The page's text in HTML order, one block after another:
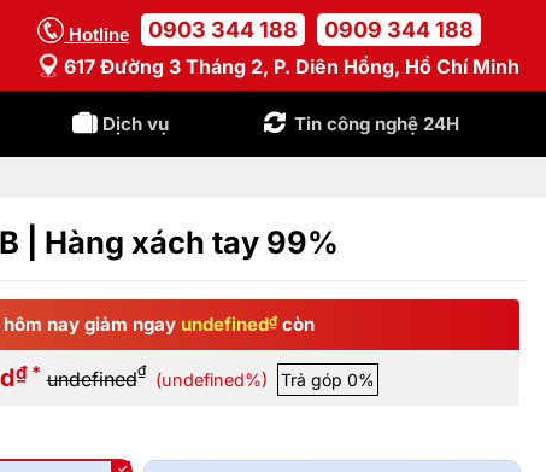
Hotline 0903 344 188 0909 344 188
617 Đường 3 Tháng 2, P. Diên Hồng, Hồ Chí Minh
Dịch vụ Tin công nghệ 24H
| Hàng xách tay 99%
hôm nay giảm ngay undefined₫ còn
₫ * undefined₫ (undefined%) Trả góp 0%